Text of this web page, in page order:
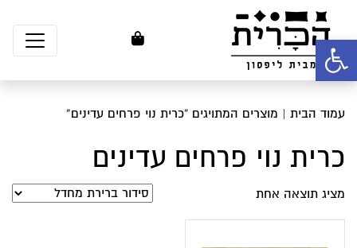
פתח סרגל נגישות
עמוד הבית | מוצרים המתויגים “כרית נוי פרחים עדינים”
כרית נוי פרחים עדינים
מציג תוצאה אחת